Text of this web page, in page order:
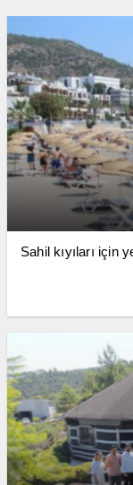
Sahil kıyıları